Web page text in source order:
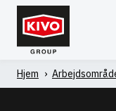
Spring
Søg
Hjem '